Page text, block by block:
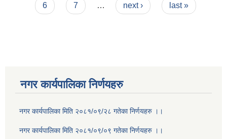
6
7 … next › last »
नगर कार्यपालिका निर्णयहरु
नगर कार्यपालिका मिति २०८१/०९/२८ गतेका निर्णयहरु ।।
नगर कार्यपालिका मिति २०८१/०९/०९ गतेका निर्णयहरु ।।